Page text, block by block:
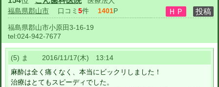
福島県郡山市 口コミ 5件 1401P
福島県郡山市小原田3-16-19
tel:024-942-7677
(5) ま 2016/11/17(木) 13:14
麻酔は全く痛くなく、本当にビックリしました！
治療はとてもスピーディでした。